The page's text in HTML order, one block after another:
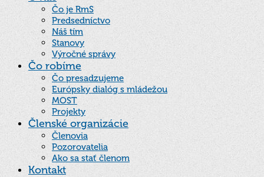
Čo je RmS
Predsedníctvo
Náš tím
Stanovy
Výročné správy
Čo robíme
Čo presadzujeme
Európsky dialóg s mládežou
MOST
Projekty
Členské organizácie
Členovia
Pozorovatelia
Ako sa stať členom
Kontakt